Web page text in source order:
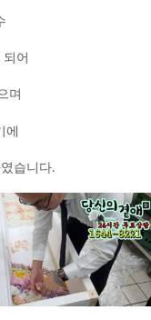
어
며
에
습니다.